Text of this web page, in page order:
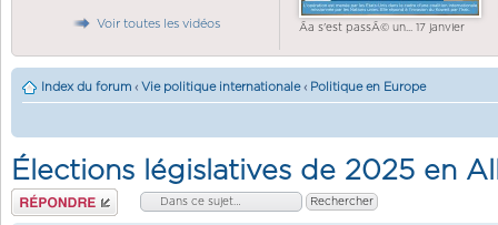
Voir toutes les vidéos Ãa s'est passÃ© un... 17 janvier
Index du forum ‹ Vie politique internationale ‹ Politique en Europe
Élections législatives de 2025 en
Répondre